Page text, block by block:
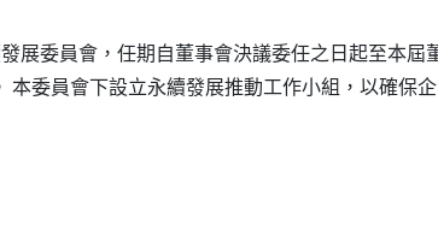
展委員會，任期自董事會決議委任之日起至本屆
委員會下設立永續發展推動工作小組，以確保